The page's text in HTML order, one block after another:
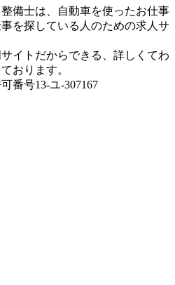
備士は、自動車を使ったお仕事
を探している人のための求人サ
イトだからできる、詳しくてわ
おります。
番号13-ユ-307167